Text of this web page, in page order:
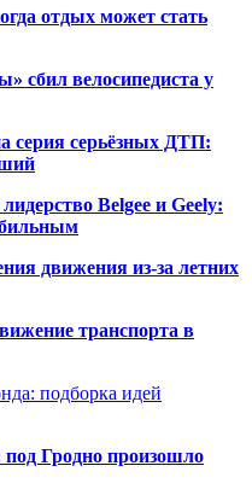
отдых может стать
сбил велосипедиста у
серия серьёзных ДТП:
Belgee и Geely:
движения из-за летних
транспорта в
подборка идей
под Гродно произошло